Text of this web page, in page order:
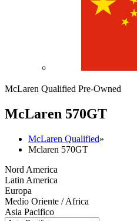
McLaren Qualified Pre-Owned
McLaren 570GT
McLaren Qualified»
Mclaren 570GT
Nord America
Latin America
Europa
Medio Oriente / Africa
Asia Pacifico